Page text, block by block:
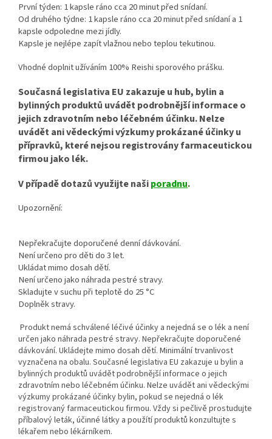
První týden: 1 kapsle ráno cca 20 minut před snídaní.
Od druhého týdne: 1 kapsle ráno cca 20 minut před snídaní a 1
kapsle odpoledne mezi jídly.
Kapsle je nejlépe zapít vlažnou nebo teplou tekutinou.
Vhodné doplnit užíváním 100% Reishi sporového prášku.
Současná legislativa EU zakazuje u hub, bylin a
bylinných produktů uvádět podrobnější informace o
jejich zdravotním nebo léčebném účinku. Nelze
uvádět ani vědeckými výzkumy prokázané účinky u
přípravků, které nejsou registrovány farmaceutickou
firmou jako lék.
V případě dotazů využijte našiporadnu.
Upozornění:
Nepřekračujte doporučené denní dávkování.
Není určeno pro děti do 3 let.
Ukládat mimo dosah dětí.
Není určeno jako náhrada pestré stravy.
Skladujte v suchu při teplotě do 25 °C
Doplněk stravy.
Produkt nemá schválené léčivé účinky a nejedná se o lék a není
určen jako náhrada pestré stravy. Nepřekračujte doporučené
dávkování. Ukládejte mimo dosah dětí. Minimální trvanlivost
vyznačena na obalu. Současné legislativa EU zakazuje u bylin a
bylinných produktů uvádět podrobnější informace o jejich
zdravotním nebo léčebném účinku. Nelze uvádět ani vědeckými
výzkumy prokázané účinky bylin, pokud se nejedná o lék
registrovaný farmaceutickou firmou. Vždy si pečlivě prostudujte
příbalový leták, účinné látky a použítí produktů konzultujte s
lékařem nebo lékárníkem.